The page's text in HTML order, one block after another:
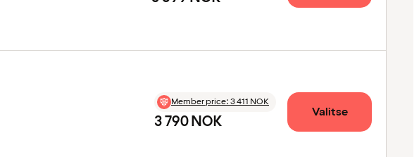
Member price:3 411 NOK
3 790 NOK Valitse